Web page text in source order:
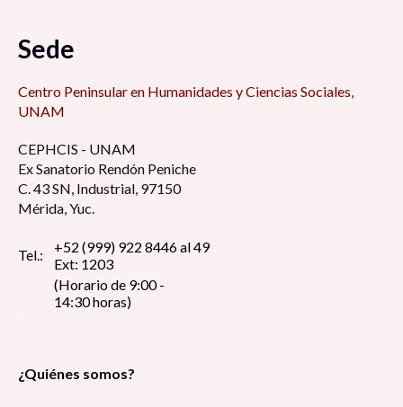
Sede
Centro Peninsular en Humanidades y Ciencias Sociales,
UNAM
CEPHCIS - UNAM
Ex Sanatorio Rendón Peniche
C. 43 SN, Industrial, 97150
Mérida, Yuc.
Tel.:
+52 (999) 922 8446 al 49
Ext: 1203
(Horario de 9:00 -
14:30 horas)
¿Quiénes somos?